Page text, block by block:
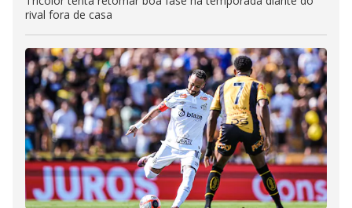
rival fora de casa